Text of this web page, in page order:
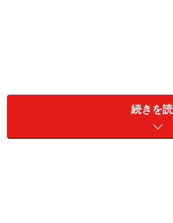
ビスケットのブッシ
シュドノエル1台分)
続きを